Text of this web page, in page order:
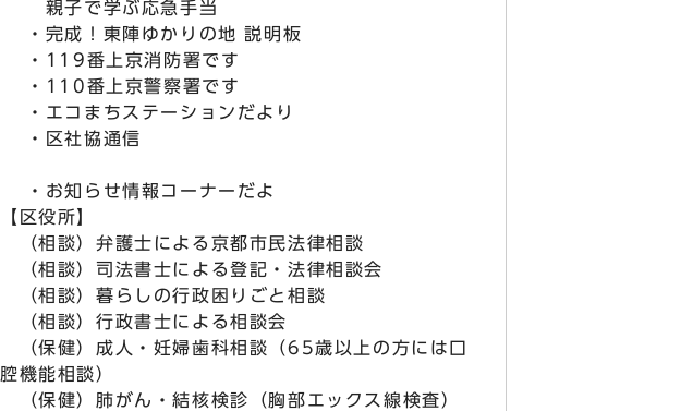
親子で学ぶ応急手当
・完成！東陣ゆかりの地 説明板
・119番上京消防署です
・110番上京警察署です
・エコまちステーションだより
・区社協通信
・お知らせ情報コーナーだよ
【区役所】
（相談）弁護士による京都市民法律相談
（相談）司法書士による登記・法律相談会
（相談）暮らしの行政困りごと相談
（相談）行政書士による相談会
（保健）成人・妊婦歯科相談（65歳以上の方には口
腔機能相談）
（保健）肺がん・結核検診（胸部エックス線検査）